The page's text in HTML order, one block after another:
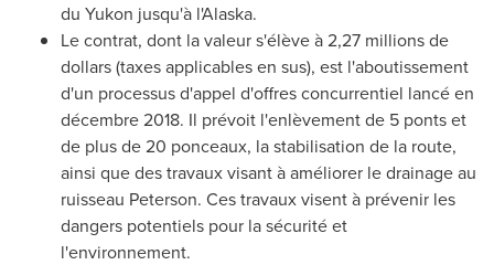
du Yukon jusqu'à l'Alaska.
Le contrat, dont la valeur s'élève à 2,27 millions de
dollars (taxes applicables en sus), est l'aboutissement
d'un processus d'appel d'offres concurrentiel lancé en
décembre 2018. Il prévoit l'enlèvement de 5 ponts et
de plus de 20 ponceaux, la stabilisation de la route,
ainsi que des travaux visant à améliorer le drainage au
ruisseau Peterson. Ces travaux visent à prévenir les
dangers potentiels pour la sécurité et
l'environnement.